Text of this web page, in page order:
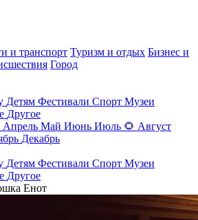
и транспорт Туризм и отдых Бизнес и
Город
Детям Фестивали Спорт Музеи
Другое
Апрель Май Июнь Июль 🌻 Август
Декабрь
Детям Фестивали Спорт Музеи
Другое
Енот